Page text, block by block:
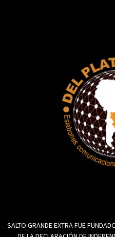
SALTO GRANDE EXTRA FUE